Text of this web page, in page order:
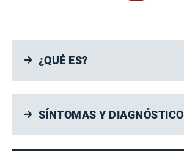
¿QUÉ ES?
SÍNTOMAS Y DIAGNÓSTICO